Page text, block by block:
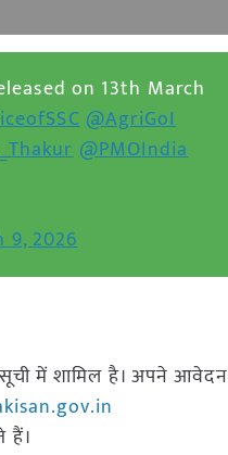
on 13th March
@AgriGoI
@PMOIndia
9, 2026
सूची में शामिल है। अपने आवेदन
हैं।